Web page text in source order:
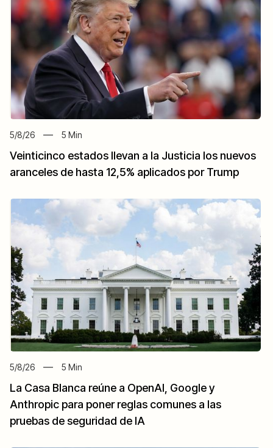
5/8/26 5 Min
Veinticinco estados llevan a la Justicia los nuevos
aranceles de hasta 12,5% aplicados por Trump
5/8/26 5 Min
La Casa Blanca reúne a OpenAI, Google y
Anthropic para poner reglas comunes a las
pruebas de seguridad de IA